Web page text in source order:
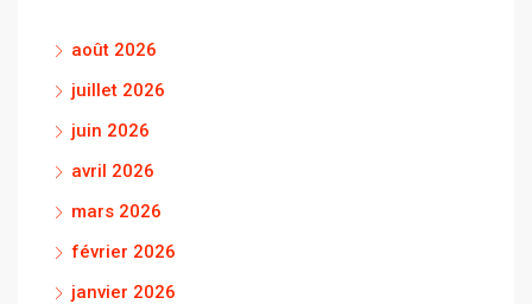
août 2026
juillet 2026
juin 2026
avril 2026
mars 2026
février 2026
janvier 2026